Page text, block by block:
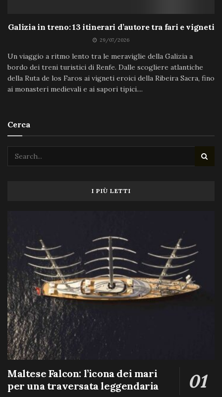
Galizia in treno: 13 itinerari d’autore tra fari e vigneti
29/07/2026
Un viaggio a ritmo lento tra le meraviglie della Galizia a
bordo dei treni turistici di Renfe. Dalle scogliere atlantiche
della Ruta de los Faros ai vigneti eroici della Ribeira Sacra, fino
ai monasteri medievali e ai sapori tipici....
Cerca
I PIÙ LETTI
Maltese Falcon: l’icona dei mari
per una traversata leggendaria